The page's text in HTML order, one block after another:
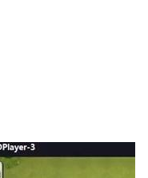
ในโลกที่ยกย่องความ